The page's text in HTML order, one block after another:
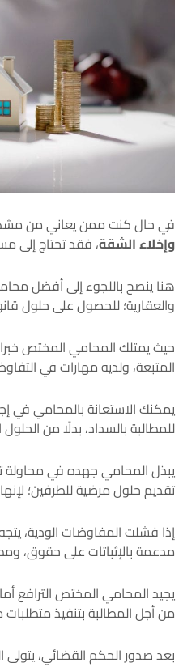
في حال كنت ممن يعاني من
وإخلاء الشقة، فقد تحتاج إلى
هنا ينصح باللجوء إلى أفضل
والعقارية؛ للحصول على حلول
حيث يمتلك المحامي المختص
المتبعة، ولديه مهارات في
يمكنك الاستعانة بالمحامي في
للمطالبة بالسداد، بدلًا من الحلول
يبذل المحامي جهده في محاولة
تقديم حلول مرضية للطرفين؛
إذا فشلت المفاوضات الودية،
مدعمة بالإثباتات على حقوق،
يجيد المحامي المختص الترافع
من أجل المطالبة بتنفيذ متطلبات
بعد صدور الحكم القضائي،